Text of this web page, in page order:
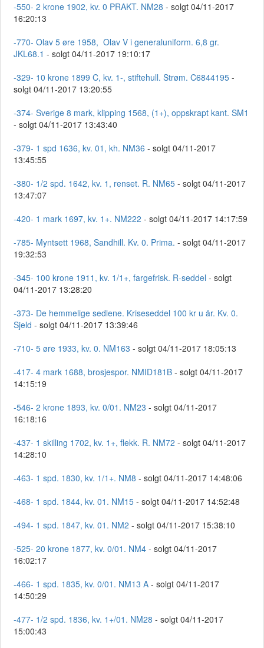
-550- 2 krone 1902, kv. 0 PRAKT. NM28 - solgt 04/11-2017
16:20:13
-770- Olav 5 øre 1958, Olav V i generaluniform. 6,8 gr.
JKL68.1 - solgt 04/11-2017 19:10:17
-329- 10 krone 1899 C, kv. 1-, stiftehull. Strøm. C6844195 -
solgt 04/11-2017 13:20:55
-374- Sverige 8 mark, klipping 1568, (1+), oppskrapt kant. SM1
- solgt 04/11-2017 13:43:40
-379- 1 spd 1636, kv. 01, kh. NM36 - solgt 04/11-2017
13:45:55
-380- 1/2 spd. 1642, kv. 1, renset. R. NM65 - solgt 04/11-2017
13:47:07
-420- 1 mark 1697, kv. 1+. NM222 - solgt 04/11-2017 14:17:59
-785- Myntsett 1968, Sandhill. Kv. 0. Prima. - solgt 04/11-2017
19:32:53
-345- 100 krone 1911, kv. 1/1+, fargefrisk. R-seddel - solgt
04/11-2017 13:28:20
-373- De hemmelige sedlene. Kriseseddel 100 kr u år. Kv. 0.
Sjeld - solgt 04/11-2017 13:39:46
-710- 5 øre 1933, kv. 0. NM163 - solgt 04/11-2017 18:05:13
-417- 4 mark 1688, brosjespor. NMID181B - solgt 04/11-2017
14:15:19
-546- 2 krone 1893, kv. 0/01. NM23 - solgt 04/11-2017
16:18:16
-437- 1 skilling 1702, kv. 1+, flekk. R. NM72 - solgt 04/11-2017
14:28:10
-463- 1 spd. 1830, kv. 1/1+. NM8 - solgt 04/11-2017 14:48:06
-468- 1 spd. 1844, kv. 01. NM15 - solgt 04/11-2017 14:52:48
-494- 1 spd. 1847, kv. 01. NM2 - solgt 04/11-2017 15:38:10
-525- 20 krone 1877, kv. 0/01. NM4 - solgt 04/11-2017
16:02:17
-466- 1 spd. 1835, kv. 0/01. NM13 A - solgt 04/11-2017
14:50:29
-477- 1/2 spd. 1836, kv. 1+/01. NM28 - solgt 04/11-2017
15:00:43